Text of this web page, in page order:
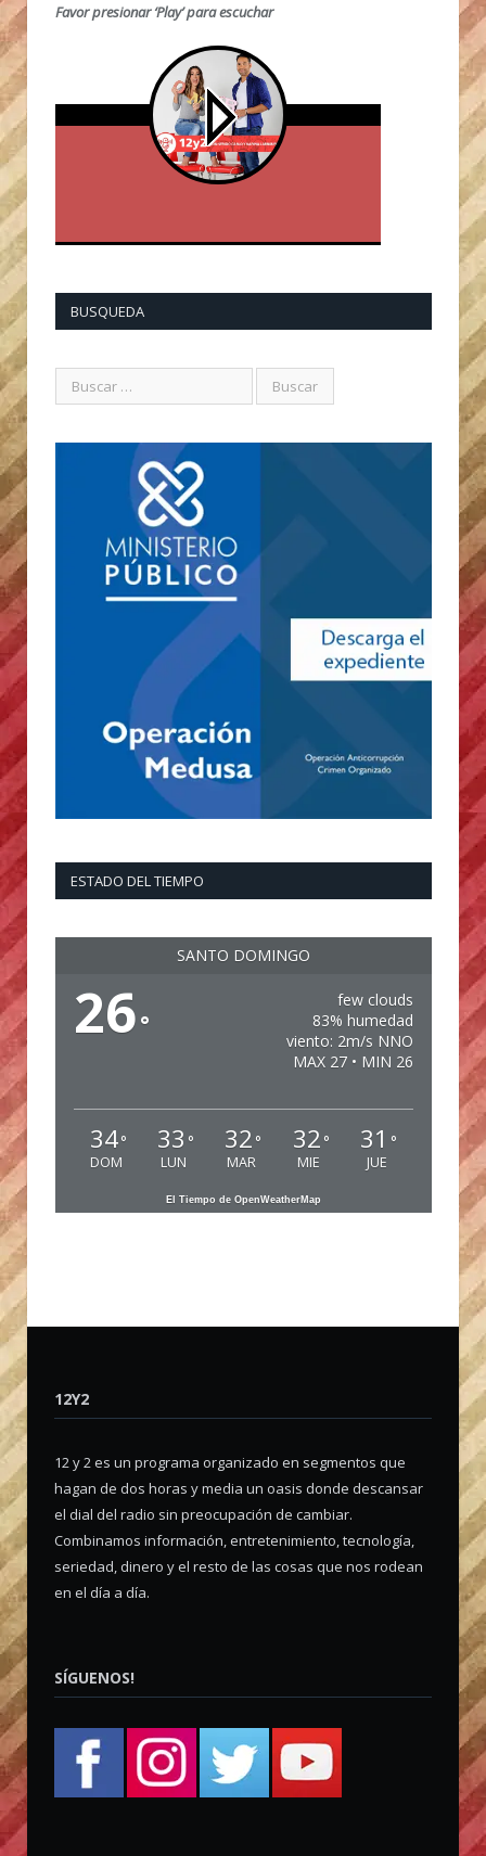
Favor presionar ‘Play’ para escuchar
BUSQUEDA
ESTADO DEL TIEMPO
SANTO DOMINGO
26°
few clouds
83% humedad
viento: 2m/s NNO
MAX 27 • MIN 26
34°
DOM
33 °
LUN
32 °
MAR
32 °
MIE
31 °
JUE
El Tiempo de OpenWeatherMap
12Y2
12 y 2 es un programa organizado en segmentos que
hagan de dos horas y media un oasis donde descansar
el dial del radio sin preocupación de cambiar.
Combinamos información, entretenimiento, tecnología,
seriedad, dinero y el resto de las cosas que nos rodean
en el día a día.
SÍGUENOS!